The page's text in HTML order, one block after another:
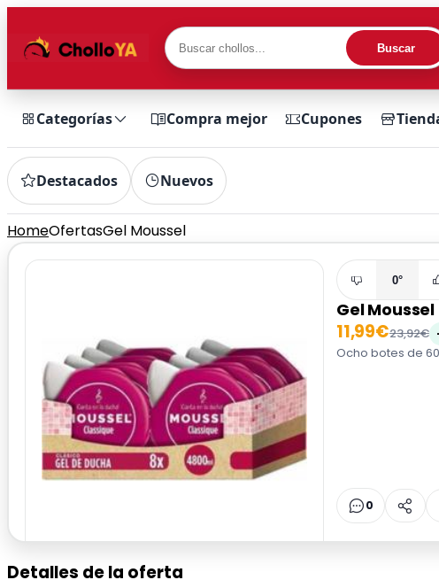
Buscar
Categorías Compra mejor Cupones
Destacados Nuevos
HomeOfertasGel Moussel
0°
Gel Moussel
11,99€23,92€
Ocho botes de
0
Detalles de la oferta